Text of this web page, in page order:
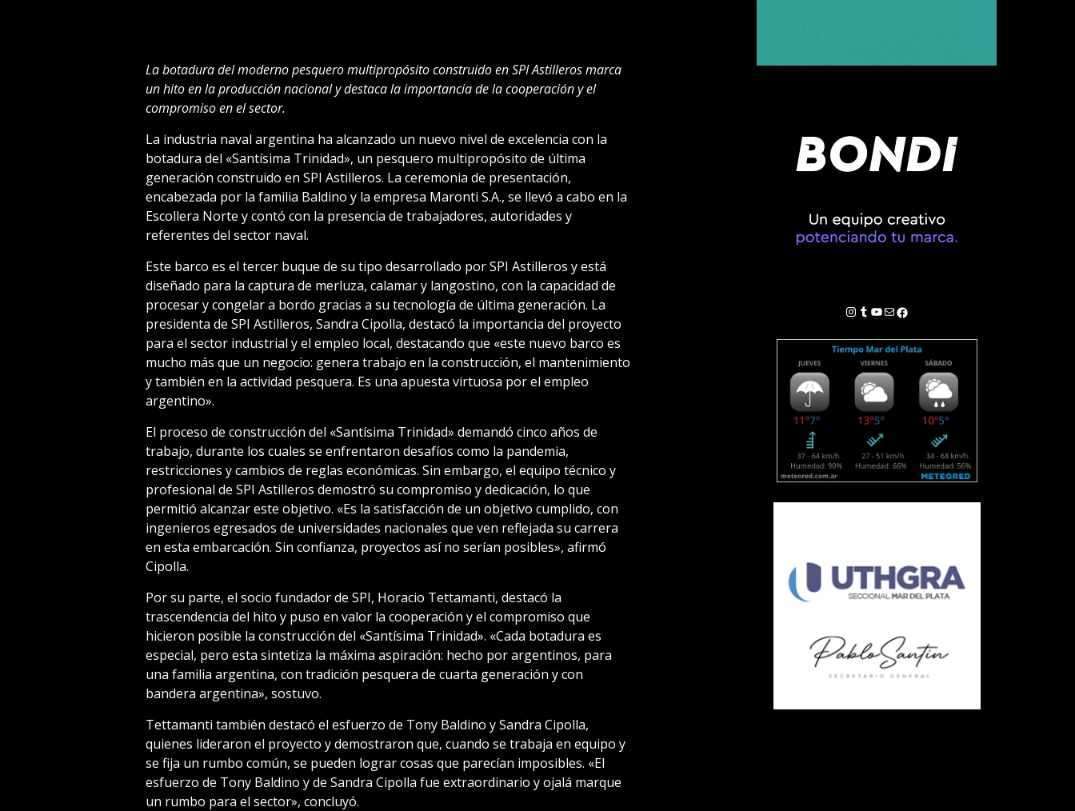
La botadura del moderno pesquero multipropósito construido en SPI Astilleros marca
un hito en la producción nacional y destaca la importancia de la cooperación y el
compromiso en el sector.
La industria naval argentina ha alcanzado un nuevo nivel de excelencia con la
botadura del «Santísima Trinidad», un pesquero multipropósito de última
generación construido en SPI Astilleros. La ceremonia de presentación,
encabezada por la familia Baldino y la empresa Maronti S.A., se llevó a cabo en la
Escollera Norte y contó con la presencia de trabajadores, autoridades y
referentes del sector naval.
Este barco es el tercer buque de su tipo desarrollado por SPI Astilleros y está
diseñado para la captura de merluza, calamar y langostino, con la capacidad de
procesar y congelar a bordo gracias a su tecnología de última generación. La
presidenta de SPI Astilleros, Sandra Cipolla, destacó la importancia del proyecto
para el sector industrial y el empleo local, destacando que «este nuevo barco es
mucho más que un negocio: genera trabajo en la construcción, el mantenimiento
y también en la actividad pesquera. Es una apuesta virtuosa por el empleo
argentino».
El proceso de construcción del «Santísima Trinidad» demandó cinco años de
trabajo, durante los cuales se enfrentaron desafíos como la pandemia,
restricciones y cambios de reglas económicas. Sin embargo, el equipo técnico y
profesional de SPI Astilleros demostró su compromiso y dedicación, lo que
permitió alcanzar este objetivo. «Es la satisfacción de un objetivo cumplido, con
ingenieros egresados de universidades nacionales que ven reflejada su carrera
en esta embarcación. Sin confianza, proyectos así no serían posibles», afirmó
Cipolla.
Por su parte, el socio fundador de SPI, Horacio Tettamanti, destacó la
trascendencia del hito y puso en valor la cooperación y el compromiso que
hicieron posible la construcción del «Santísima Trinidad». «Cada botadura es
especial, pero esta sintetiza la máxima aspiración: hecho por argentinos, para
una familia argentina, con tradición pesquera de cuarta generación y con
bandera argentina», sostuvo.
Tettamanti también destacó el esfuerzo de Tony Baldino y Sandra Cipolla,
quienes lideraron el proyecto y demostraron que, cuando se trabaja en equipo y
se fija un rumbo común, se pueden lograr cosas que parecían imposibles. «El
esfuerzo de Tony Baldino y de Sandra Cipolla fue extraordinario y ojalá marque
un rumbo para el sector», concluyó.
Instagram
Tumblr
YouTube
Correo electrónico
Facebook